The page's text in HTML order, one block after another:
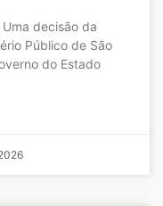
decisão da
Público de São
do Estado